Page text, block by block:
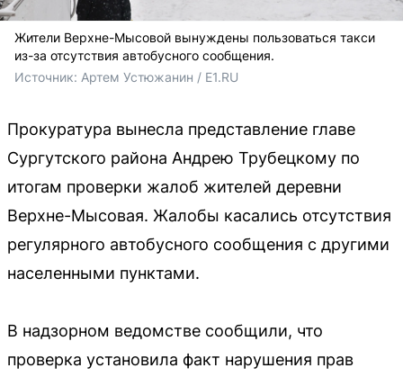
Жители Верхне-Мысовой вынуждены пользоваться такси
из-за отсутствия автобусного сообщения.
Источник: Артем Устюжанин / E1.RU
Прокуратура вынесла представление главе
Сургутского района Андрею Трубецкому по
итогам проверки жалоб жителей деревни
Верхне-Мысовая. Жалобы касались отсутствия
регулярного автобусного сообщения с другими
населенными пунктами.
В надзорном ведомстве сообщили, что
проверка установила факт нарушения прав